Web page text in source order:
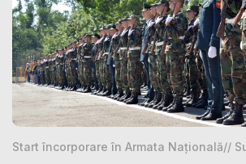
Start încorporare în Armata Naţională//